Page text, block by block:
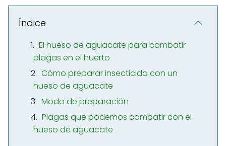
Índice
El hueso de aguacate para combatir
plagas en el huerto
Cómo preparar insecticida con un
hueso de aguacate
Modo de preparación
Plagas que podemos combatir con el
hueso de aguacate